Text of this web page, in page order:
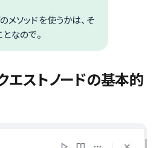
メソッドを使うかは、そ
なので。
ストノードの基本的